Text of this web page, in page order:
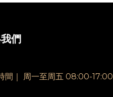
們
間｜ 周一至周五 08:00-17:00